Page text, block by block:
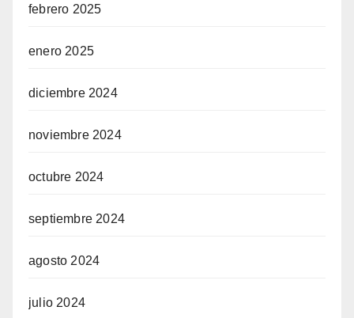
febrero 2025
enero 2025
diciembre 2024
noviembre 2024
octubre 2024
septiembre 2024
agosto 2024
julio 2024